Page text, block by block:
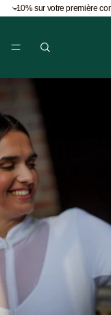
-10% sur votre première